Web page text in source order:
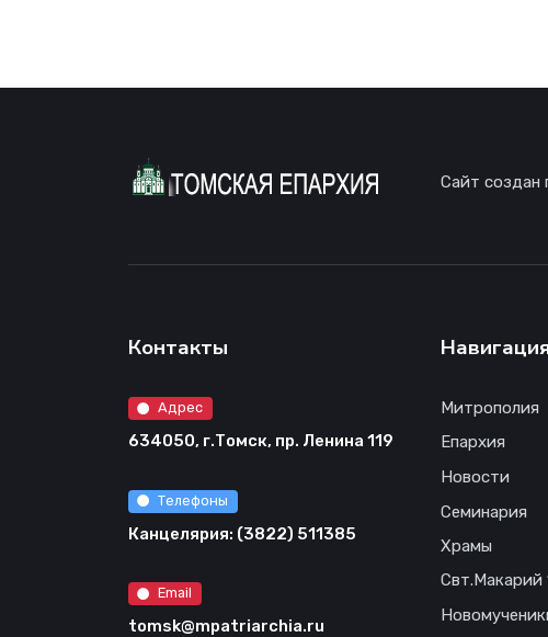
Сайт создан
Контакты
Адрес
634050, г.Томск, пр. Ленина 119
Телефоны
Канцелярия: (3822) 511385
Email
tomsk@mpatriarchia.ru
Митрополия
Епархия
Новости
Семинария
Храмы
Свт.Макарий